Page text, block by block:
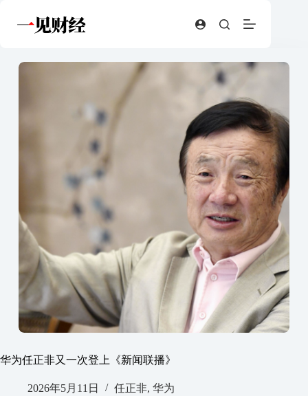
华为任正非又一次登上《新闻联播》
2026年5月11日 任正非, 华为